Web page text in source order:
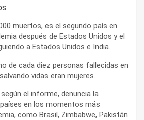
muertos, es el segundo país en
después de Estados Unidos y el
a Estados Unidos e India.
de cada diez personas fallecidas en
vidas eran mujeres.
el informe, denuncia la
en los momentos más
como Brasil, Zimbabwe, Pakistán